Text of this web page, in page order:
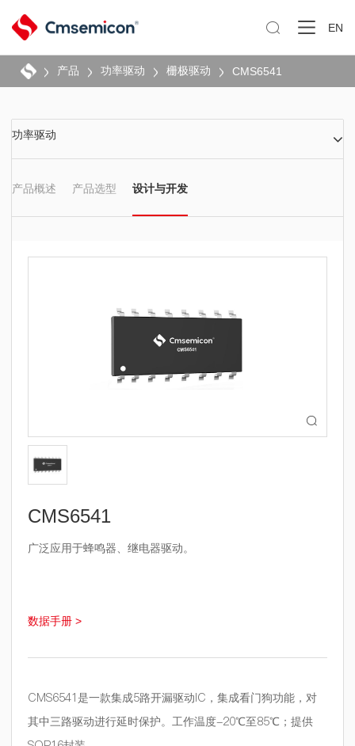
 EN
产品 功率驱动 栅极驱动 CMS6541
功率驱动
产品概述 产品选型 设计与开发
CMS6541
广泛应用于蜂鸣器、继电器驱动。
数据手册 >

CMS6541是一款集成5路开漏驱动IC，集成看门狗功能，对
其中三路驱动进行延时保护。工作温度-20℃至85℃；提供